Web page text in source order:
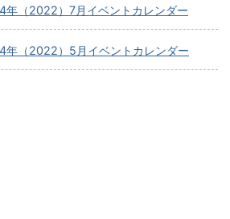
年（2022）7月イベントカレンダー
年（2022）5月イベントカレンダー